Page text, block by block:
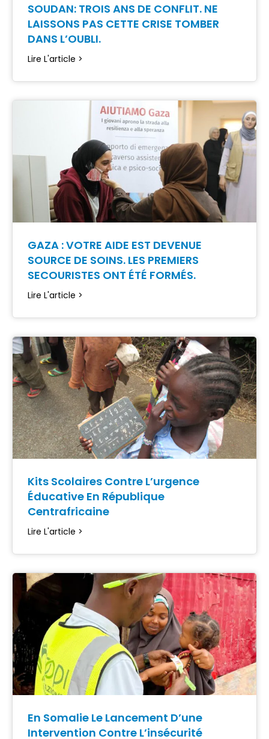
SOUDAN: TROIS ANS DE CONFLIT. NE
LAISSONS PAS CETTE CRISE TOMBER
DANS L’OUBLI.
Lire L'article >
GAZA : VOTRE AIDE EST DEVENUE
SOURCE DE SOINS. LES PREMIERS
SECOURISTES ONT ÉTÉ FORMÉS.
Lire L'article >
Kits Scolaires Contre L’urgence
Éducative En République
Centrafricaine
Lire L'article >
En Somalie Le Lancement D’une
Intervention Contre L’insécurité